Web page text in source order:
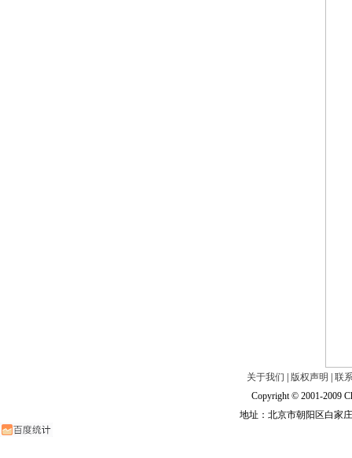
关于我们 版权声明
联
Copyright © 2001-2009
地址：北京市朝阳区白家